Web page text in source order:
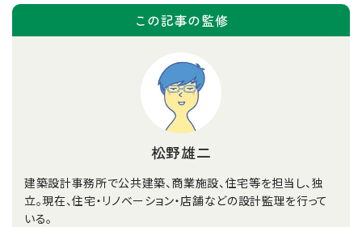
この記事の監修
松野雄二
建築設計事務所で公共建築、商業施設、住宅等を担当し、独
立。現在、住宅・リノベーション・店舗などの設計監理を行って
いる。